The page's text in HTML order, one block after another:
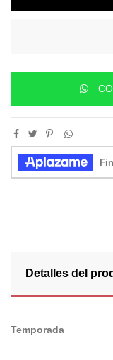
Detalles del
Temporada